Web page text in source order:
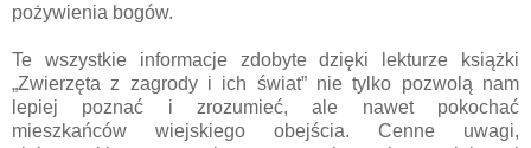
pożywienia bogów.
Te wszystkie informacje zdobyte dzięki lekturze książki
„Zwierzęta z zagrody i ich świat” nie tylko pozwolą nam
lepiej poznać i zrozumieć, ale nawet pokochać
mieszkańców wiejskiego obejścia. Cenne uwagi,